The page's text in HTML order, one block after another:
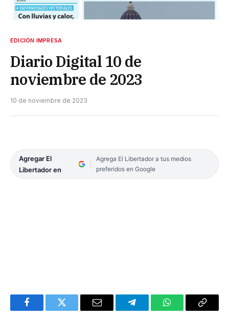
EDICIÓN IMPRESA
Diario Digital 10 de
noviembre de 2023
10 de noviembre de 2023
Agregar El
Libertador en
Agrega El Libertador a tus medios
preferidos en Google
FacebookTwitter Email TelegramWhatsAppCopy